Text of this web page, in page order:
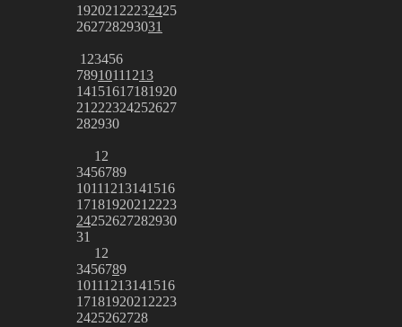
192021 22232425
262728293031
1 23456
78910111213
14151617181920
21 222324252627
282930
1 2
3456789
10111213141516
1718192021 2223
24252627282930
31
1 2
3456789
10111213141516
1718192021 2223
2425262728